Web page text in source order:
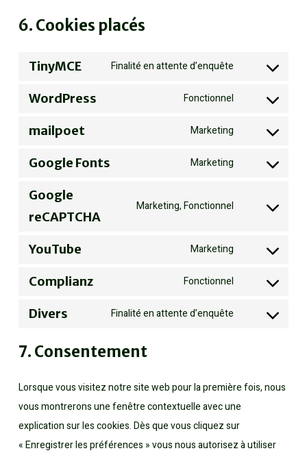
6. Cookies placés
TinyMCE Finalité en attente d’enquête
Consent
tinymce
WordPress Fonctionnel
Consent
wordpress
mailpoet Marketing
Consent
Google Fonts Marketing
Consent
service
fonts
Google
reCAPTCHA
Marketing, Fonctionnel
Consent
service
recaptcha
YouTube Marketing
Consent
youtube
Complianz Fonctionnel
Consent
Divers Finalité en attente d’enquête
Consent
divers
7. Consentement
Lorsque vous visitez notre site web pour la première fois, nous
vous montrerons une fenêtre contextuelle avec une
explication sur les cookies. Dès que vous cliquez sur
« Enregistrer les préférences » vous nous autorisez à utiliser